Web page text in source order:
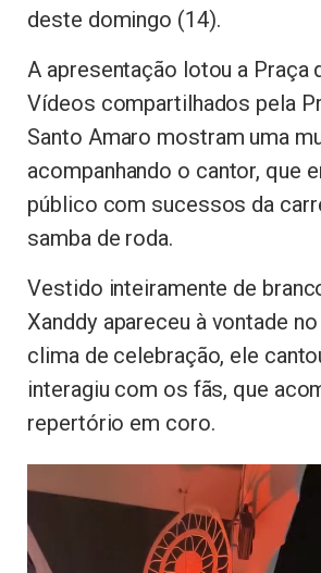
deste domingo (14).
A apresentação lotou a Praça
Vídeos compartilhados pela
Santo Amaro mostram uma
acompanhando o cantor, que
público com sucessos da
samba de roda.
Vestido inteiramente de
Xanddy apareceu à vontade
clima de celebração, ele
interagiu com os fãs, que
repertório em coro.